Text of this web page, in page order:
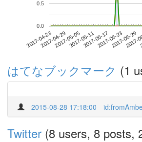
2017-04-232017-04-292017-05-052017-05-112017-05-172017-05-232017-05-29
2017-
0.0
0.5
はてなブックマーク (1
2015-08-28 17:18:00
Twitter (8 users, 8 posts,